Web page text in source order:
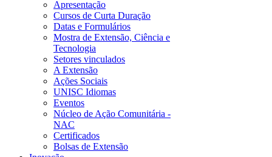
Apresentação
Cursos de Curta Duração
Datas e Formulários
Mostra de Extensão, Ciência e
Tecnologia
Setores vinculados
A Extensão
Ações Sociais
UNISC Idiomas
Eventos
Núcleo de Ação Comunitária -
NAC
Certificados
Bolsas de Extensão